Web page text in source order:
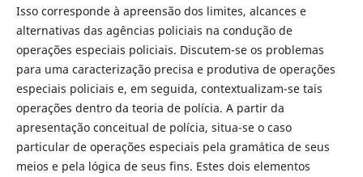
Isso corresponde à apreensão dos limites, alcances e
alternativas das agências policiais na condução de
operações especiais policiais. Discutem-se os problemas
para uma caracterização precisa e produtiva de operações
especiais policiais e, em seguida, contextualizam-se tais
operações dentro da teoria de polícia. A partir da
apresentação conceitual de polícia, situa-se o caso
particular de operações especiais pela gramática de seus
meios e pela lógica de seus fins. Estes dois elementos